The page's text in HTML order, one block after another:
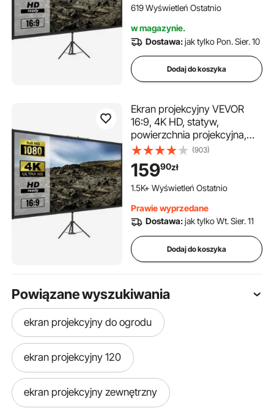
wysokość od 200 do 250
domowego, konferencji,
wesel, szkoleń, kursów
619 Wyświetleń Ostatnio
w magazynie.
Dostawa:jak tylko Pon. Sier. 10
Dodaj do koszyka
Ekran projekcyjny VEVOR
16:9, 4K HD, statyw,
powierzchnia projekcyjna,
200 x 113 cm, ściana
prezentacyjna, kąt widzenia
160 stopni, ekran o
regulowanej wysokości 200-
domowego, sal
konferencyjnych, wesel
(903)
15990zł
1.5K+ Wyświetleń Ostatnio
Prawie wyprzedane
Dostawa:jak tylko Wt. Sier. 11
Dodaj do koszyka
Powiązane wyszukiwania
ekran projekcyjny do ogrodu
ekran projekcyjny 120
ekran projekcyjny zewnętrzny